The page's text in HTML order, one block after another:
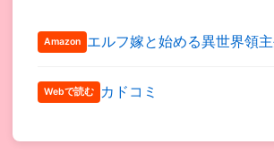
Amazon エルフ嫁と始める異世界領
Webで読む カドコミ